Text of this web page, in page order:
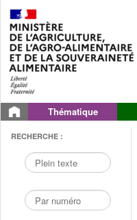
Thématique
RECHERCHE :